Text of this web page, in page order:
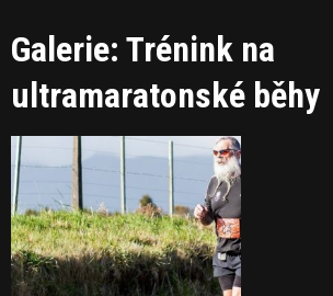
Galerie: Trénink na
ultramaratonské běhy